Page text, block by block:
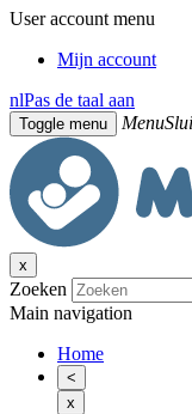
User account menu
Mijn account
nlPas de taal aan
Toggle menu Menu
x
Zoeken
Main navigation
Home
<
x